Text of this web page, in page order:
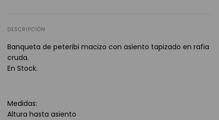
DESCRIPCIÓN
Banqueta de peteribi macizo con asiento tapizado en rafia
cruda.
En Stock.
Medidas:
Altura hasta asiento